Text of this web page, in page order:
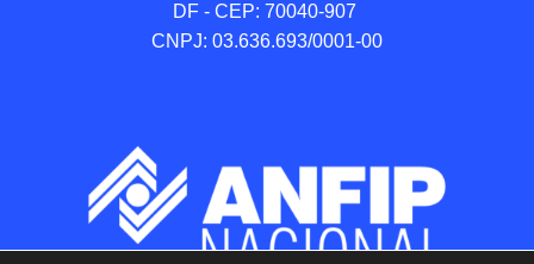
DF - CEP: 70040-907
CNPJ: 03.636.693/0001-00